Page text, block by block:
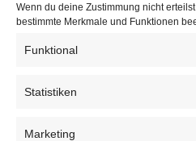
Wenn du deine Zustimmung nicht
bestimmte Merkmale und Funktionen
Funktional
Statistiken
Marketing